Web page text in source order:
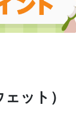
ット）